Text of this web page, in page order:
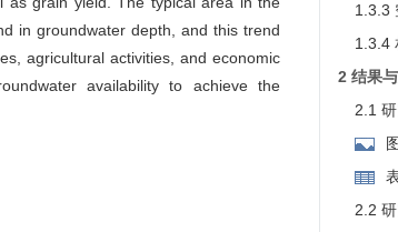
in groundwater depth, and this trend
agricultural activities, and economic
availability to achieve the
1.3.3
1.3.4
2 结果
2.1
2.2